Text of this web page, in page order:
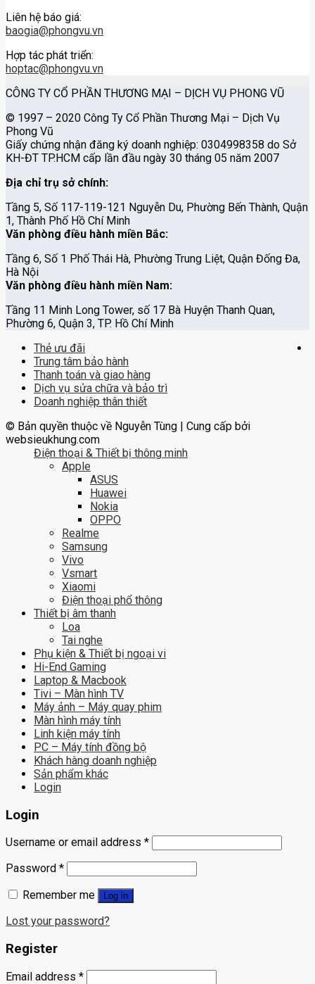
Liên hệ báo giá:
baogia@phongvu.vn
Hợp tác phát triển:
hoptac@phongvu.vn
CÔNG TY CỔ PHẦN THƯƠNG MẠI – DỊCH VỤ PHONG VŨ
© 1997 – 2020 Công Ty Cổ Phần Thương Mại – Dịch Vụ
Phong Vũ
Giấy chứng nhận đăng ký doanh nghiệp: 0304998358 do Sở
KH-ĐT TP.HCM cấp lần đầu ngày 30 tháng 05 năm 2007
Địa chỉ trụ sở chính:
Tầng 5, Số 117-119-121 Nguyễn Du, Phường Bến Thành, Quận
1, Thành Phố Hồ Chí Minh
Văn phòng điều hành miền Bắc:
Tầng 6, Số 1 Phố Thái Hà, Phường Trung Liệt, Quận Đống Đa,
Hà Nội
Văn phòng điều hành miền Nam:
Tầng 11 Minh Long Tower, số 17 Bà Huyện Thanh Quan,
Phường 6, Quận 3, TP. Hồ Chí Minh
Thẻ ưu đãi
Trung tâm bảo hành
Thanh toán và giao hàng
Dịch vụ sửa chữa và bảo trì
Doanh nghiệp thân thiết
© Bản quyền thuộc về Nguyễn Tùng | Cung cấp bởi
websieukhung.com
Điện thoại & Thiết bị thông minh
Apple
ASUS
Huawei
Nokia
OPPO
Realme
Samsung
Vivo
Vsmart
Xiaomi
Điện thoại phổ thông
Thiết bị âm thanh
Loa
Tai nghe
Phụ kiện & Thiết bị ngoại vi
Hi-End Gaming
Laptop & Macbook
Tivi – Màn hình TV
Máy ảnh – Máy quay phim
Màn hình máy tính
Linh kiện máy tính
PC – Máy tính đồng bộ
Khách hàng doanh nghiệp
Sản phẩm khác
Login
Login
Username or email address *
Password *
Remember me
Log in
Lost your password?
Register
Email address *